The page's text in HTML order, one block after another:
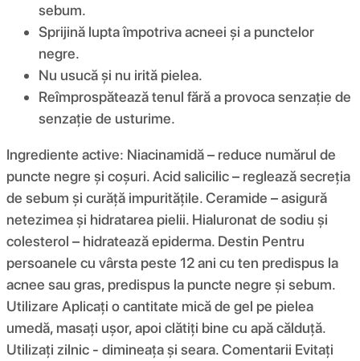
sebum.
Sprijină lupta împotriva acneei și a punctelor
negre.
Nu usucă și nu irită pielea.
Reîmprospătează tenul fără a provoca senzație de
senzație de usturime.
Ingrediente active: Niacinamidă – reduce numărul de
puncte negre și coșuri. Acid salicilic – reglează secreția
de sebum și curăță impuritățile. Ceramide – asigură
netezimea și hidratarea pielii. Hialuronat de sodiu și
colesterol – hidratează epiderma. Destin Pentru
persoanele cu vârsta peste 12 ani cu ten predispus la
acnee sau gras, predispus la puncte negre și sebum.
Utilizare Aplicați o cantitate mică de gel pe pielea
umedă, masați ușor, apoi clătiți bine cu apă călduță.
Utilizați zilnic - dimineața și seara. Comentarii Evitați